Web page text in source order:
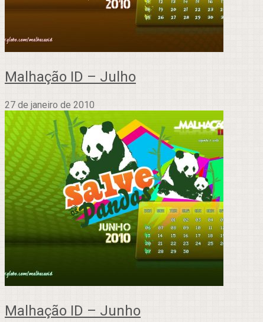
Malhação ID – Julho
27 de janeiro de 2010
Malhação ID – Junho